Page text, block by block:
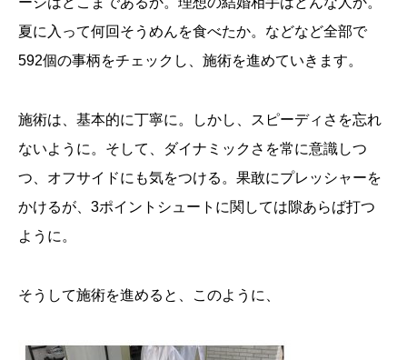
夏に入って何回そうめんを食べたか。などなど全部で
592個の事柄をチェックし、施術を進めていきます。
施術は、基本的に丁寧に。しかし、スピーディさを忘れ
ないように。そして、ダイナミックさを常に意識しつ
つ、オフサイドにも気をつける。果敢にプレッシャーを
かけるが、3ポイントシュートに関しては隙あらば打つ
ように。
そうして施術を進めると、このように、